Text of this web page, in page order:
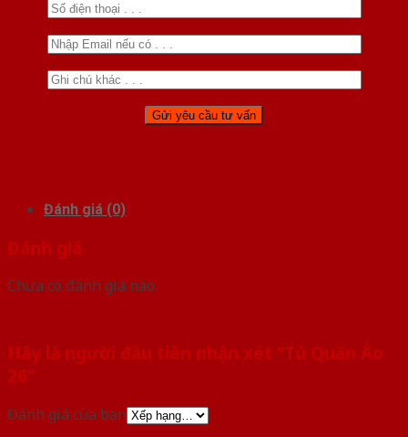
Đánh giá (0)
Đánh giá
Chưa có đánh giá nào.
Hãy là người đầu tiên nhận xét “Tủ Quần Áo
26”
Đánh giá của bạn